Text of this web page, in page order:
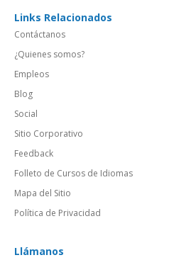
Links Relacionados
Contáctanos
¿Quienes somos?
Empleos
Blog
Social
Sitio Corporativo
Feedback
Folleto de Cursos de Idiomas
Mapa del Sitio
Política de Privacidad
Llámanos